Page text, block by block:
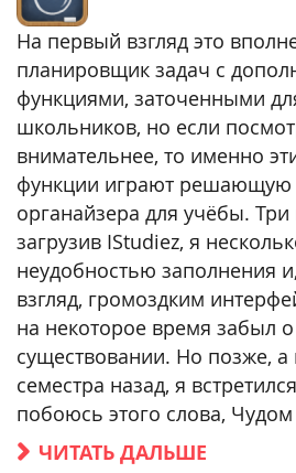
На первый взгляд это
планировщик задач с
функциями, заточенными
школьников, но если
внимательнее, то именно
функции играют
органайзера для учёбы. Три
загрузив IStudiez, я
неудобностью заполнения
взгляд, громоздким
на некоторое время забыл
существовании. Но позже,
семестра назад, я
побоюсь этого слова,
ЧИТАТЬ ДАЛЬШЕ